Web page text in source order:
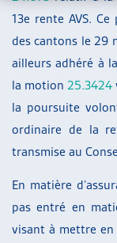
13e rente AVS.
des cantons le 29
ailleurs adhéré à
la motion 25.3424
la poursuite
ordinaire de la
transmise au
En matière
pas entré en
visant à mettre